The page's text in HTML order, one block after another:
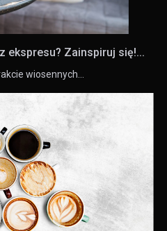
ekspresu? Zainspiruj się!...
wiosennych…